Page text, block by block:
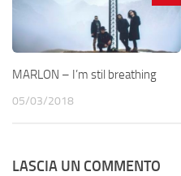
MARLON – I’m stil breathing
05/03/2018
LASCIA UN COMMENTO